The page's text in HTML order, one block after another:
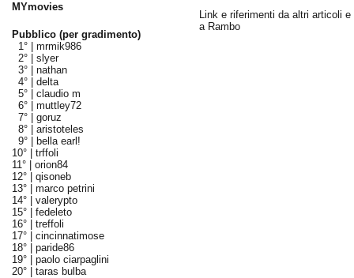
MYmovies
Pubblico (per gradimento)
1° | mrmik986
2° | slyer
3° | nathan
4° | delta
5° | claudio m
6° | muttley72
7° | goruz
8° | aristoteles
9° |
bella earl!
10° | trffoli
11° | orion84
12° | qisoneb
13° | marco petrini
14° | valerypto
15° | fedeleto
16° | treffoli
17° | cincinnatimose
18° | paride86
19° | paolo ciarpaglini
20° | taras bulba
Link e riferimenti da altri articoli e
a Rambo